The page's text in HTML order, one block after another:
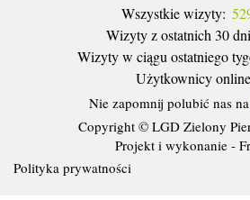
Wszystkie wizyty:
Wizyty z ostatnich 30
Wizyty w ciągu ostatniego
Użytkownicy
Nie zapomnij polubić nas na
Copyright © LGD Zielony
Projekt i wykonanie -
Polityka prywatności